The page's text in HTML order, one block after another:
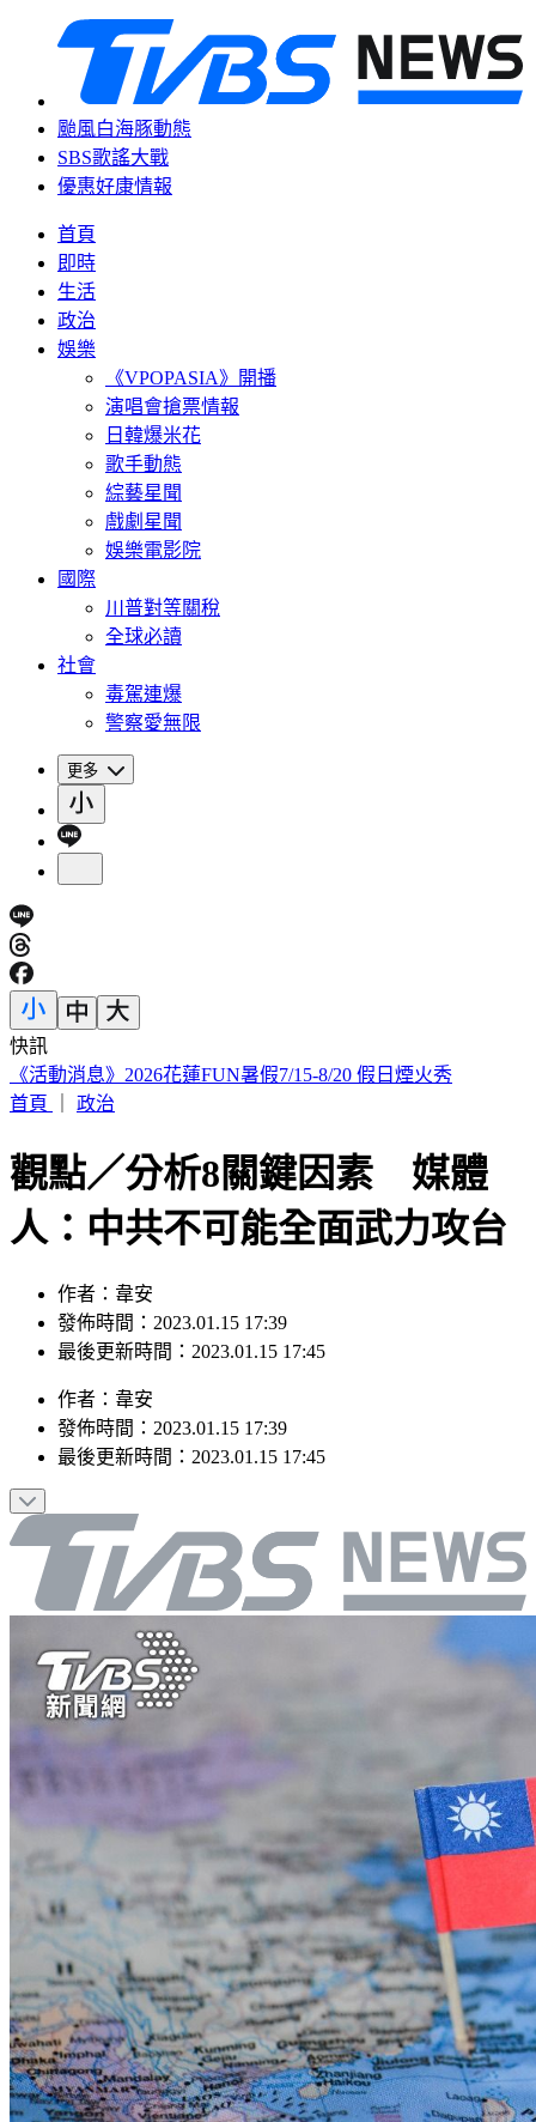
颱風白海豚動態
SBS歌謠大戰
優惠好康情報
首頁
即時
生活
政治
娛樂
《VPOPASIA》開播
演唱會搶票情報
日韓爆米花
歌手動態
綜藝星聞
戲劇星聞
娛樂電影院
國際
川普對等關稅
全球必讀
社會
毒駕連爆
警察愛無限
更多
快訊
印度女與兄大吵後暴走！ 竟朝9月大姪子嘴裡「猛灌強力
膠」
觀點／分析8關鍵因素 媒體
人：中共不可能全面武力攻台
作者：韋安
發佈時間：2023.01.15 17:39
作者：韋安
發佈時間：2023.01.15 17:39